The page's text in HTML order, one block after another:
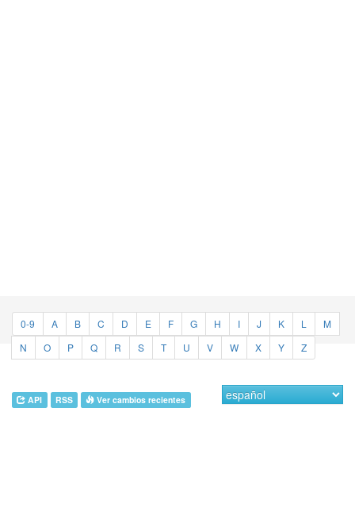
0-9 A B C D E F G H I J K L
M
N
O P Q R S T U V W X Y Z
API RSS Ver cambios recientes